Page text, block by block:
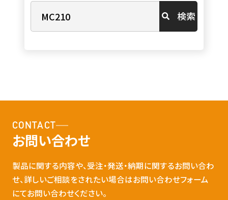
検索
CONTACT
お問い合わせ
製品に関する内容や、受注・発送・納期に関するお問い合わ
せ、詳しいご相談をされたい場合はお問い合わせフォーム
にてお問い合わせください。